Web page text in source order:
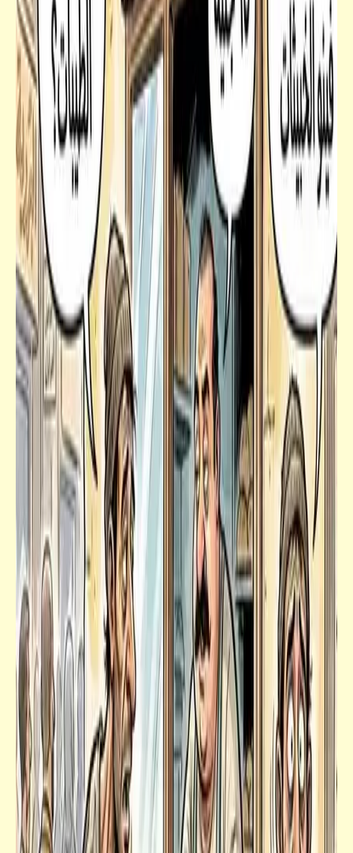
قصص_قصص عالمية
مزرعة الحيوانات | الفصل الخامس | جورج
أورويل
قصص_فضائح مصر المهروسة
فضائح مصر المهروسة لابن النِكدي | انتخبوا خيْر
من يمثّل عليكم ثمّ يمثّل بكم (3)
شعر
الخطاب | نزار قباني